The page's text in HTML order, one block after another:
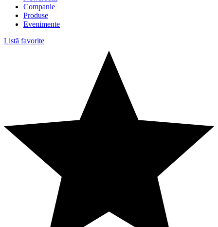
Companie
Produse
Evenimente
Listă favorite